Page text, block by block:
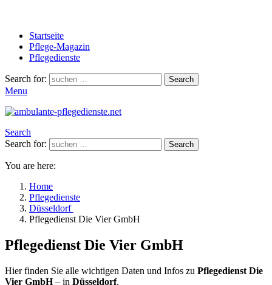
Startseite
Pflege-Magazin
Pflegedienste
Search for: Search
Menu
Search
Search for:
Search
You are here:
Home
Pflegedienste
Düsseldorf
Pflegedienst Die Vier GmbH
Pflegedienst Die Vier GmbH
Hier finden Sie alle wichtigen Daten und Infos zu Pflegedienst Die
Vier GmbH– in Düsseldorf.